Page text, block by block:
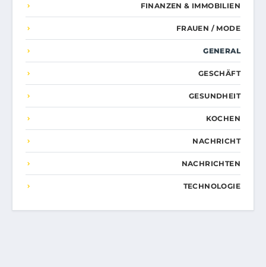
FINANZEN & IMMOBILIEN
FRAUEN / MODE
GENERAL
GESCHÄFT
GESUNDHEIT
KOCHEN
NACHRICHT
NACHRICHTEN
TECHNOLOGIE